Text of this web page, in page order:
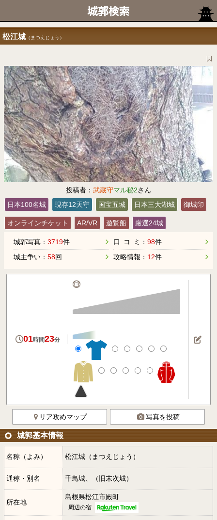
松江城 （まつえじょう）
投稿者： 武蔵守マル秘2さん
日本100名城
現存12天守 国宝五城 日本三大湖城 御城印
オンラインチケット AR/VR 遊覧船 厳選24城
城郭写真： 3719件
城主争い： 58回
口 コ ミ： 98件
攻略情報： 12件
01時間23分
リア攻めマップ 写真を投稿
城郭基本情報
名称（よみ） 松江城（まつえじょう）
通称・別名 千鳥城、（旧末次城）
所在地
島根県松江市殿町
周辺の宿